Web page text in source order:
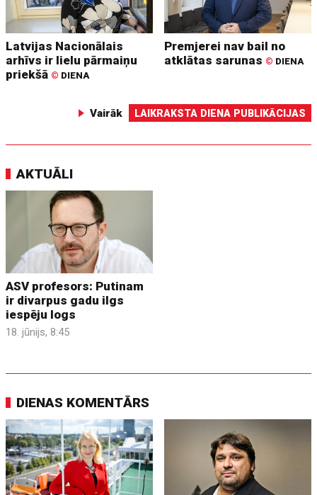
Latvijas Nacionālais
arhīvs ir lielu pārmaiņu
priekšā © DIENA
Premjerei nav bail no
atklātas sarunas © DIENA
Vairāk LAIKRAKSTA DIENA PUBLIKĀCIJAS
AKTUĀLI
ASV profesors: Putinam
ir divarpus gadu ilgs
iespēju logs
18. jūnijs, 8:45
DIENAS KOMENTĀRS